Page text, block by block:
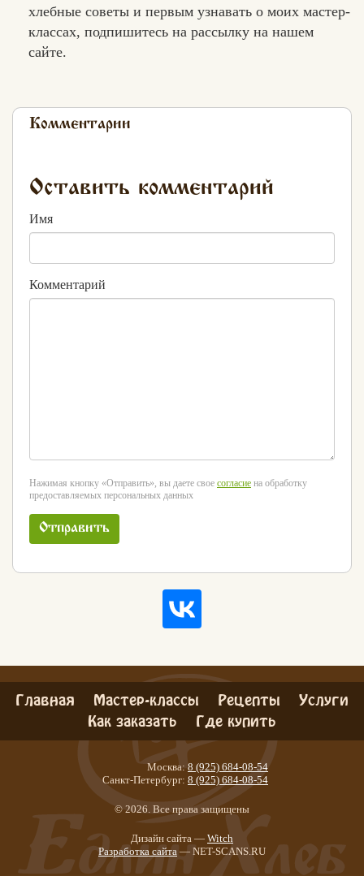
хлебные советы и первым узнавать о моих мастер-
классах, подпишитесь на рассылку на нашем
сайте.
Комментарии
Оставить комментарий
Имя
Комментарий
Нажимая кнопку «Отправить», вы даете свое согласие на обработку
предоставляемых персональных данных
Отправить
Главная Мастер-классы Рецепты Услуги
Как заказать Где купить
Москва: 8 (925) 684-08-54
Санкт-Петербург: 8 (925) 684-08-54
© 2026. Все права защищены
Дизайн сайта — Witch
Разработка сайта — NET-SCANS.RU